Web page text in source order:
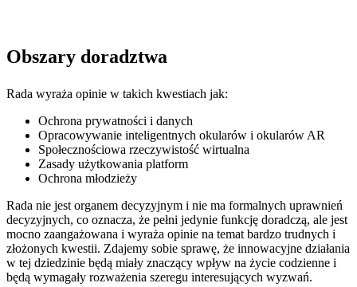
Obszary doradztwa
Rada wyraża opinie w takich kwestiach jak:
Ochrona prywatności i danych
Opracowywanie inteligentnych okularów i okularów AR
Społecznościowa rzeczywistość wirtualna
Zasady użytkowania platform
Ochrona młodzieży
Rada nie jest organem decyzyjnym i nie ma formalnych uprawnień
decyzyjnych, co oznacza, że ​​pełni jedynie funkcję doradczą, ale jest
mocno zaangażowana i wyraża opinie na temat bardzo trudnych i
złożonych kwestii. Zdajemy sobie sprawę, że innowacyjne działania
w tej dziedzinie będą miały znaczący wpływ na życie codzienne i
będą wymagały rozważenia szeregu interesujących wyzwań.